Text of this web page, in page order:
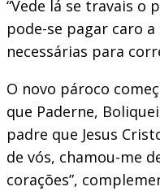
“Vede lá se travais o
pode-se pagar caro
necessárias para
O novo pároco
que Paderne,
padre que Jesus
de vós, chamou-me
corações”,